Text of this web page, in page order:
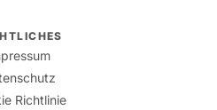
Richtlinie